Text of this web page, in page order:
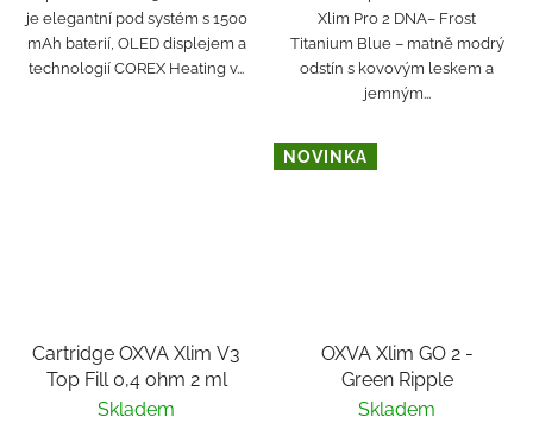
je elegantní pod systém s 1500
mAh baterií, OLED displejem a
technologií COREX Heating v...
Xlim Pro 2 DNA– Frost
Titanium Blue – matně modrý
odstín s kovovým leskem a
jemným...
Cartridge OXVA Xlim V3
Top Fill 0,4 ohm 2 ml
Skladem
NOVINKA
OXVA Xlim GO 2 -
Green Ripple
Skladem